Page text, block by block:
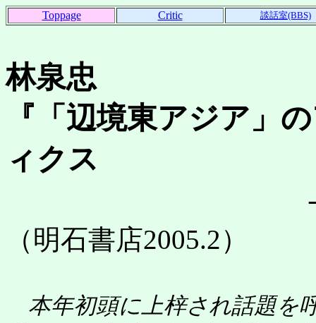
Toppage Critic 談話室(BBS)
林泉忠
『「辺境東アジア」
ィクス
――沖縄・
（明石書店2005.2）
本年初頭に上梓され話題を